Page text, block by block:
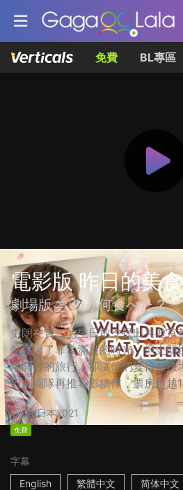
免費 BL專區
電影版 昨日的美食
劇場版 きのう何食べた？
史朗在賢二的生日前夕提出共遊
然度過了非常滿足的時光，但史朗
場開心的旅行，卻讓他們變得無
日劇團隊再推電影續作，票房超越
2h日本2021
免費
字幕
English
繁體中文 简体中文